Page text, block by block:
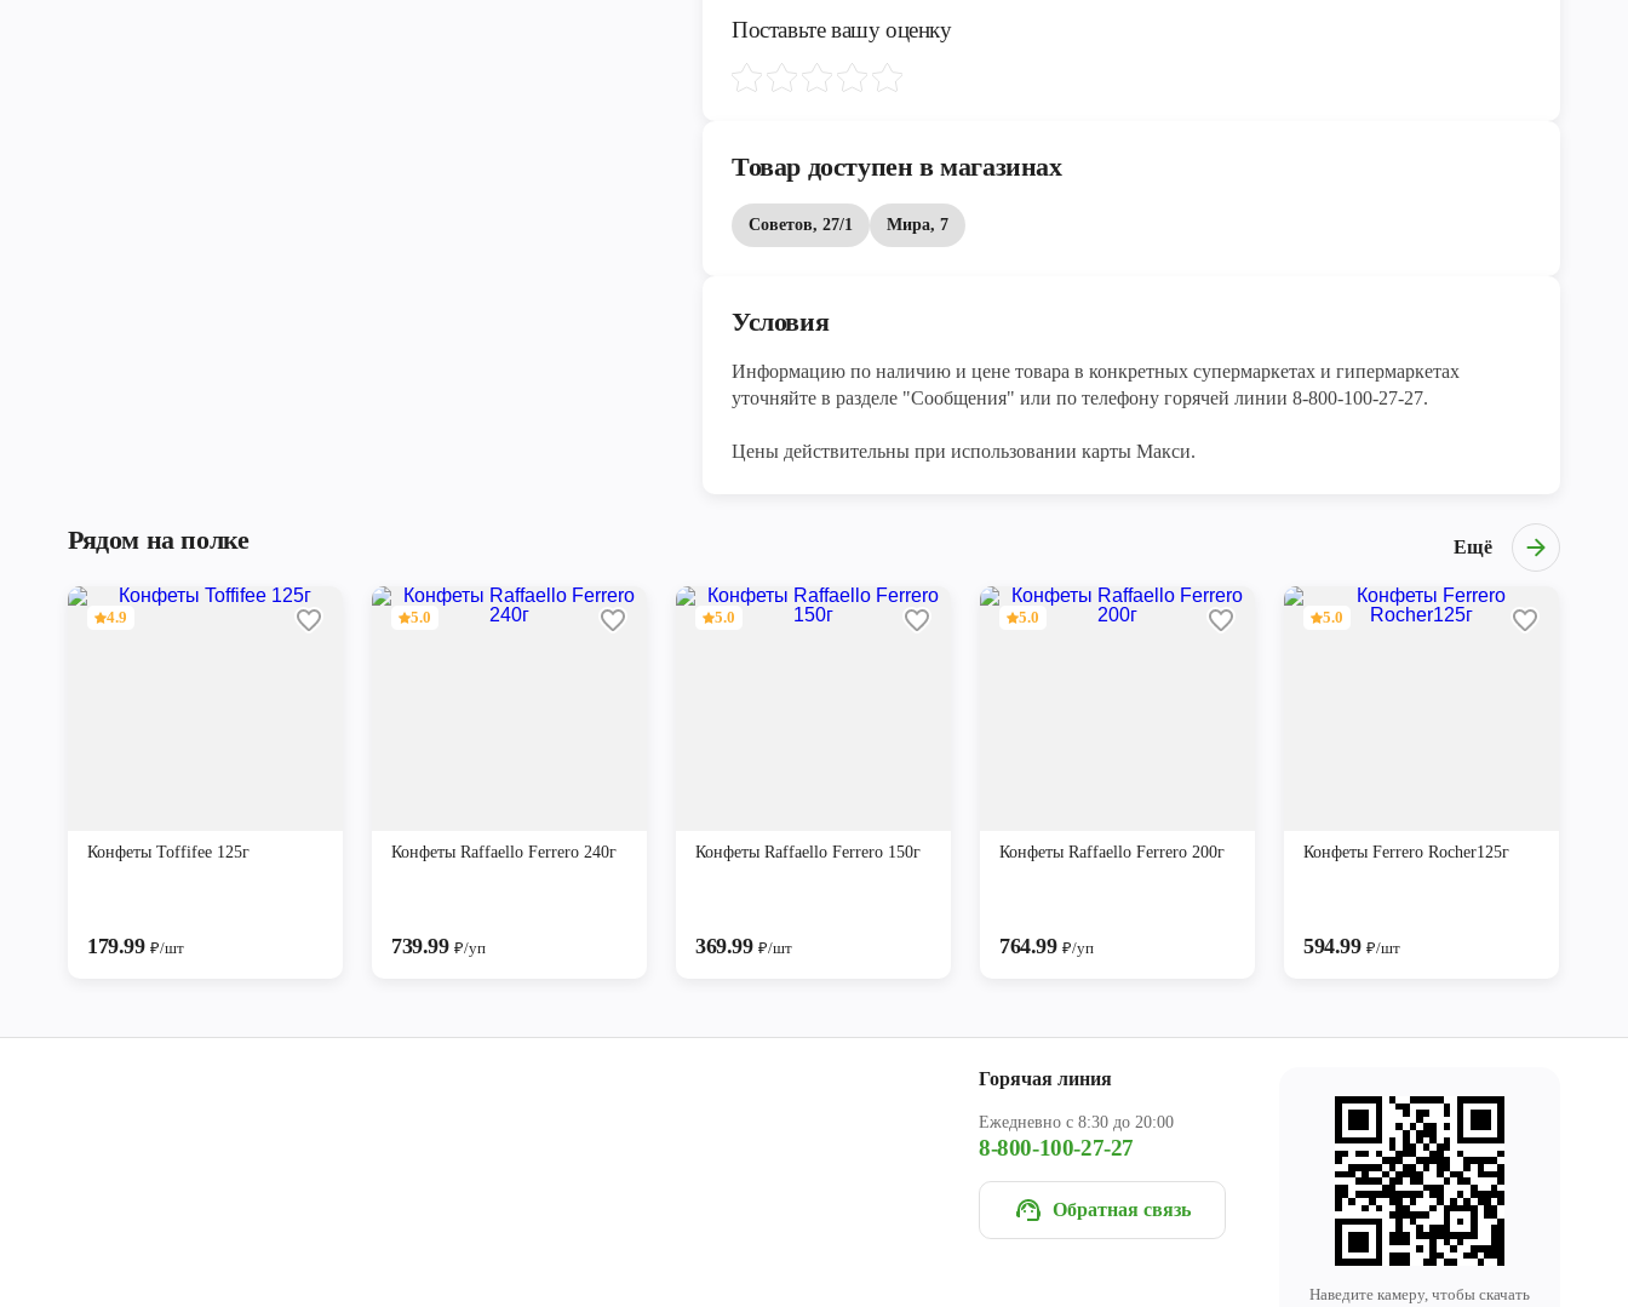
Поставьте вашу оценку
Товар доступен в магазинах
Советов, 27/1 Мира, 7
Условия
Информацию по наличию и цене товара в конкретных супермаркетах и гипермаркетах
уточняйте в разделе "Сообщения" или по телефону горячей линии 8-800-100-27-27.
Цены действительны при использовании карты Макси.
Рядом на полке Ещё
4.9
Конфеты Toffifee 125г
179.99₽/шт
5.0
Конфеты Raffaello Ferrero 240г
739.99₽/уп
5.0
Конфеты Raffaello Ferrero 150г
369.99₽/шт
5.0
Конфеты Raffaello Ferrero 200г
764.99₽/уп
5.0
Конфеты Ferrero Rocher125г
594.99₽/шт
Горячая линия
Ежедневно с 8:30 до 20:00
8-800-100-27-27
Обратная связь
Наведите камеру, чтобы скачать